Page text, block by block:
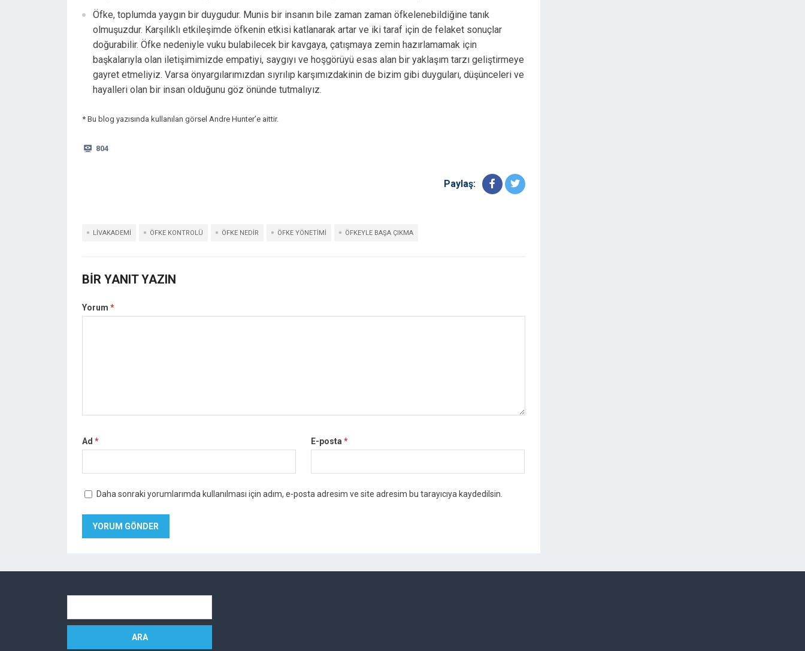
Öfke, toplumda yaygın bir duygudur. Munis bir insanın bile zaman zaman öfkelenebildiğine tanık
olmuşuzdur. Karşılıklı etkileşimde öfkenin etkisi katlanarak artar ve iki taraf için de felaket sonuçlar
doğurabilir. Öfke nedeniyle vuku bulabilecek bir kavgaya, çatışmaya zemin hazırlamamak için
başkalarıyla olan iletişimimizde empatiyi, saygıyı ve hoşgörüyü esas alan bir yaklaşım tarzı geliştirmeye
gayret etmeliyiz. Varsa önyargılarımızdan sıyrılıp karşımızdakinin de bizim gibi duyguları, düşünceleri ve
hayalleri olan bir insan olduğunu göz önünde tutmalıyız.
* Bu blog yazısında kullanılan görsel Andre Hunter’e aittir.
804
Paylaş:
LIVAKADEMI ÖFKE KONTROLÜ ÖFKE NEDIR ÖFKE YÖNETIMI ÖFKEYLE BAŞA ÇIKMA
BIR YANIT YAZIN
Yorum *
Ad * E-posta *
Daha sonraki yorumlarımda kullanılması için adım, e-posta adresim ve site adresim bu tarayıcıya kaydedilsin.